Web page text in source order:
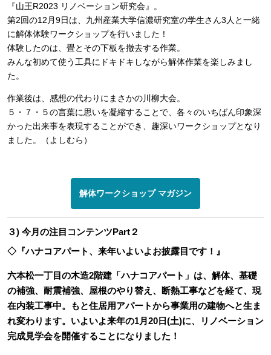
『山王R2023 リノベーション研究会』。
第2回の12月9日は、九州産業大学信濃研究室の学生さん3人と一緒
に解体体験ワークショップを行いました！
体験したのは、畳とその下板を撤去する作業。
みんな初めて使う工具にドキドキしながら解体作業を楽しみまし
た。
作業後は、感想の代わりにまさかの川柳大会。
５・７・５の言葉に思いを凝縮することで、各々のいちばん印象深
かった出来事を表現することができ、趣深いワークショップとなり
ました。（よしむら）
解体ワークショップ マガジン
３) 今月の注目コンテンツPart２
◇『ハナコアパート、来年いよいよお披露目です！』
六本松一丁目の木造2階建「ハナコアパート」は、解体、基礎
の補強、耐震補強、屋根のやり替え、断熱工事などを経て、現
在内装工事中。もと住居用アパートから事業用の建物へと生ま
れ変わります。いよいよ来年の1月20日(土)に、リノベーション
完成見学会を開催することになりました！